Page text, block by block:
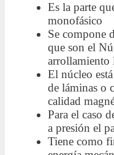
Es la parte
monofásico
Se compone
que son el
arrollamiento
El núcleo
de láminas o
calidad
Para el caso
a presión el
Tiene como